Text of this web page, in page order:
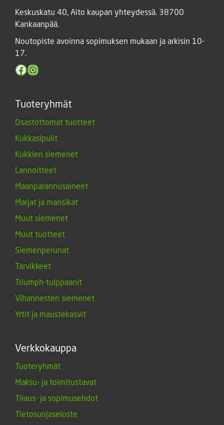
Keskuskatu 40, Aito kaupan yhteydessä. 38700
Kankaanpää.
Noutopiste avoinna sopimuksen mukaan ja arkisin 10-
17.
Facebook
Instagram
Tuoteryhmät
Osastottomat tuotteet
Kukkasipulit
Kukkien siemenet
Lannoitteet
Maanparannusaineet
Marjat ja mansikat
Muut siemenet
Muut tuotteet
Siemenperunat
Tarvikkeet
Triumph-tulppaanit
Vihannesten siemenet
Yrtit ja maustekasvit
Verkkokauppa
Tuoteryhmät
Maksu- ja toimitustavat
Tilaus- ja sopimusehdot
Tietosuojaseloste